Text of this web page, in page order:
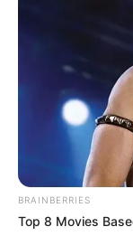
BRAINBERRIES
Top 8 Movies